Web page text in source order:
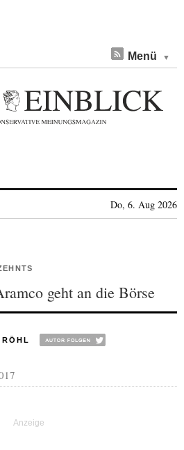
Menü
Do, 6. Aug 2026
geht an die Börse